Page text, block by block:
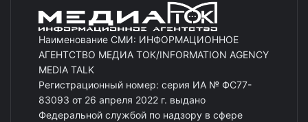
Наименование СМИ: ИНФОРМАЦИОННОЕ
АГЕНТСТВО МЕДИА ТОК/INFORMATION AGENCY
MEDIA TALK
Регистрационный номер: серия ИА № ФС77-
83093 от 26 апреля 2022 г. выдано
Федеральной службой по надзору в сфере